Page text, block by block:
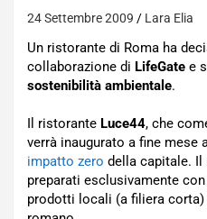
24 Settembre 2009 Lara Elia
Un ristorante di Roma ha
collaborazione di LifeGate e
sostenibilità ambientale.
Il ristorante Luce44, che
verrà inaugurato a fine mese
impatto zero della capitale. Il
preparati esclusivamente con
prodotti locali (a filiera corta)